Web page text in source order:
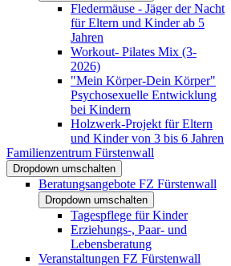
Fledermäuse - Jäger der Nacht
für Eltern und Kinder ab 5
Jahren
Workout- Pilates Mix (3-
2026)
"Mein Körper-Dein Körper"
Psychosexuelle Entwicklung
bei Kindern
Holzwerk-Projekt für Eltern
und Kinder von 3 bis 6 Jahren
Familienzentrum Fürstenwall
Dropdown umschalten
Beratungsangebote FZ Fürstenwall
Dropdown umschalten
Tagespflege für Kinder
Erziehungs-, Paar- und
Lebensberatung
Veranstaltungen FZ Fürstenwall